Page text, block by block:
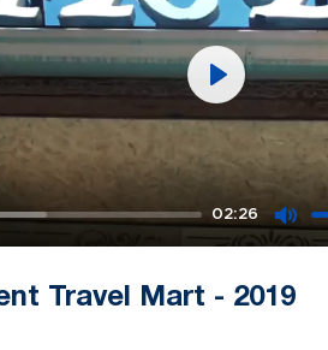
02:26
Mute
Play
Travel Mart - 2019